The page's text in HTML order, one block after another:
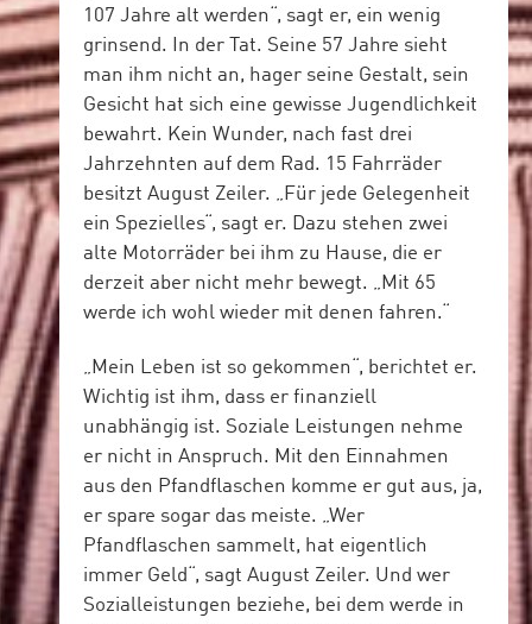
107 Jahre alt werden“, sagt er, ein wenig
grinsend. In der Tat. Seine 57 Jahre sieht
man ihm nicht an, hager seine Gestalt, sein
Gesicht hat sich eine gewisse Jugendlichkeit
bewahrt. Kein Wunder, nach fast drei
Jahrzehnten auf dem Rad. 15 Fahrräder
besitzt August Zeiler. „Für jede Gelegenheit
ein Spezielles“, sagt er. Dazu stehen zwei
alte Motorräder bei ihm zu Hause, die er
derzeit aber nicht mehr bewegt. „Mit 65
werde ich wohl wieder mit denen fahren.“
„Mein Leben ist so gekommen“, berichtet er.
Wichtig ist ihm, dass er finanziell
unabhängig ist. Soziale Leistungen nehme
er nicht in Anspruch. Mit den Einnahmen
aus den Pfandflaschen komme er gut aus, ja,
er spare sogar das meiste. „Wer
Pfandflaschen sammelt, hat eigentlich
immer Geld“, sagt August Zeiler. Und wer
Sozialleistungen beziehe, bei dem werde in